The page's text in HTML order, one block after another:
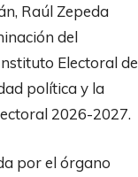
Raúl Zepeda
del
Electoral de
política y la
2026-2027.
por el órgano